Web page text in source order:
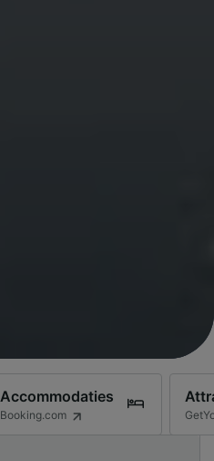
Accommodaties
Booking.com